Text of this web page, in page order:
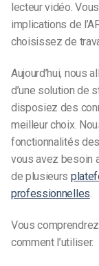
lecteur vidéo.
implications de
choisissez de
Aujourd’hui, nous
d’une solution de
disposiez des
meilleur choix.
fonctionnalités
vous avez besoin
de plusieurs
professionnelles.
Vous
comment l’utiliser.